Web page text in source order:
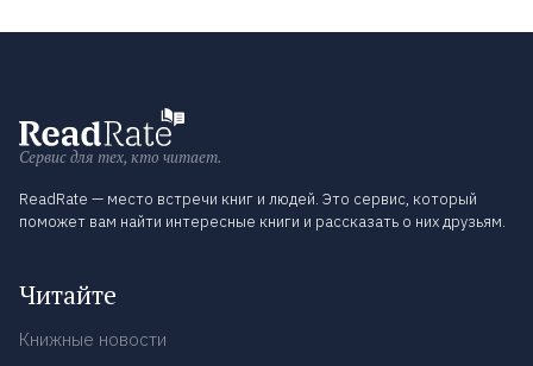
Сервис для тех, кто читает.
ReadRate — место встречи книг и людей. Это сервис, который
поможет вам найти интересные книги и рассказать о них друзьям.
Читайте
Книжные новости